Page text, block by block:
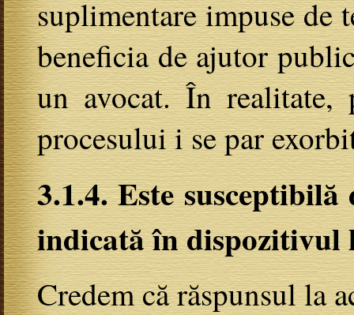
suplimentare impuse de
beneficia de ajutor
un avocat. În realitate,
procesului i se par
3.1.4. Este
indicată în
Credem că răspunsul la